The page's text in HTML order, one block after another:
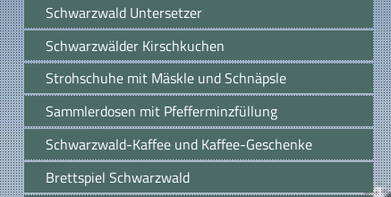
Schwarzwald Untersetzer
Schwarzwälder Kirschkuchen
Strohschuhe mit Mäskle und Schnäpsle
Sammlerdosen mit Pfefferminzfüllung
Schwarzwald-Kaffee und Kaffee-Geschenke
Brettspiel Schwarzwald